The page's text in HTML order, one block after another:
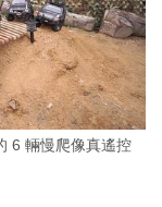
6 輛慢爬像真遙控